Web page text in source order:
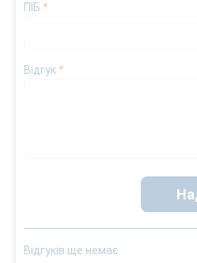
ПІБ *
Відгук*
Відгуків ще немає